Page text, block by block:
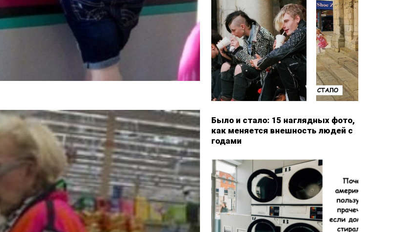
Было и стало: 15 наглядных фото,
как меняется внешность людей с
годами